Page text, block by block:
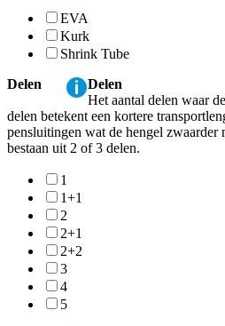
EVA
Kurk
Shrink Tube
Delen
Delen
Het aantal delen waar
delen betekent een kortere
pensluitingen wat de hengel zwaarder
bestaan uit 2 of 3 delen.
1
1+1
2
2+1
2+2
3
4
5